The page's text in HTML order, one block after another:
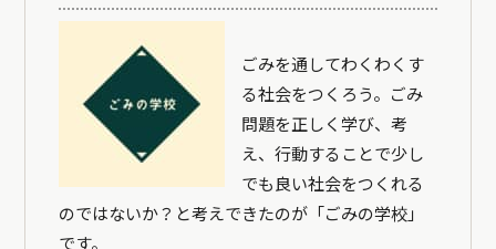
ごみを通してわくわくす
る社会をつくろう。ごみ
問題を正しく学び、考
え、行動することで少し
でも良い社会をつくれる
のではないか？と考えできたのが「ごみの学校」
です。